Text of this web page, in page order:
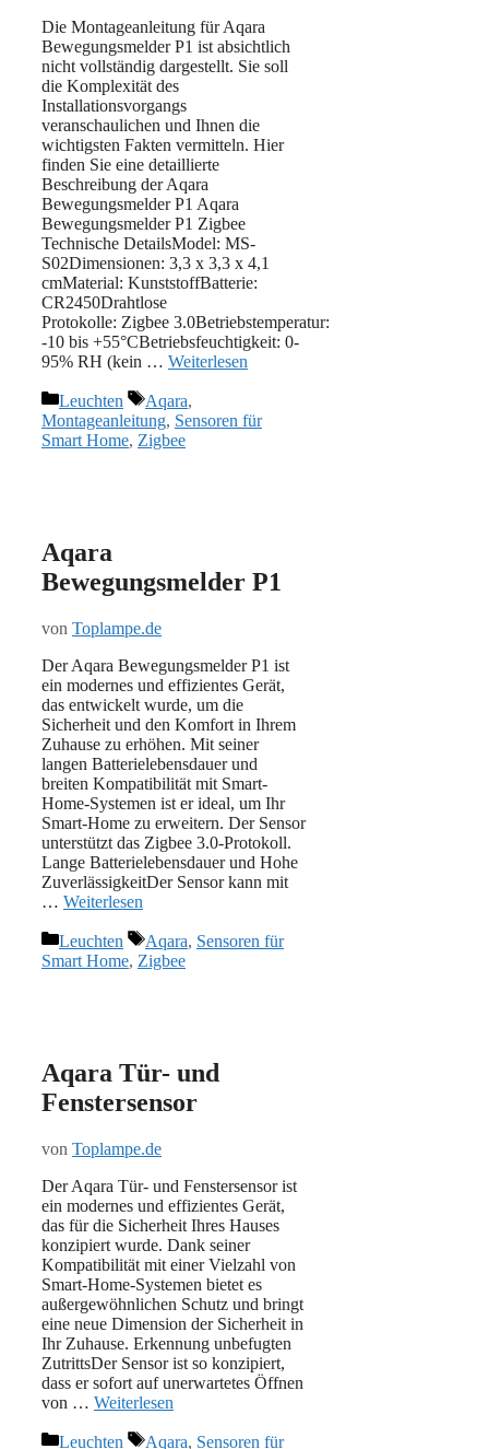
Die Montageanleitung für Aqara
Bewegungsmelder P1 ist absichtlich
nicht vollständig dargestellt. Sie soll
die Komplexität des
Installationsvorgangs
veranschaulichen und Ihnen die
wichtigsten Fakten vermitteln. Hier
finden Sie eine detaillierte
Beschreibung der Aqara
Bewegungsmelder P1 Aqara
Bewegungsmelder P1 Zigbee
Technische DetailsModel: MS-
S02Dimensionen: 3,3 x 3,3 x 4,1
cmMaterial: KunststoffBatterie:
‎CR2450Drahtlose
Protokolle: Zigbee 3.0Betriebstemperatur:
-10 bis +55°CBetriebsfeuchtigkeit: 0-
95% RH (kein … Weiterlesen
Kategorien
Leuchten Schlagwörter
Aqara,
Montageanleitung, Sensoren für
Smart Home, Zigbee
Aqara
Bewegungsmelder P1
von Toplampe.de
Der Aqara Bewegungsmelder P1 ist
ein modernes und effizientes Gerät,
das entwickelt wurde, um die
Sicherheit und den Komfort in Ihrem
Zuhause zu erhöhen. Mit seiner
langen Batterielebensdauer und
breiten Kompatibilität mit Smart-
Home-Systemen ist er ideal, um Ihr
Smart-Home zu erweitern. Der Sensor
unterstützt das Zigbee 3.0-Protokoll.
Lange Batterielebensdauer und Hohe
ZuverlässigkeitDer Sensor kann mit
… Weiterlesen
Kategorien
Leuchten Schlagwörter
Aqara, Sensoren für
Smart Home, Zigbee
Aqara Tür- und
Fenstersensor
von Toplampe.de
Der Aqara Tür- und Fenstersensor ist
ein modernes und effizientes Gerät,
das für die Sicherheit Ihres Hauses
konzipiert wurde. Dank seiner
Kompatibilität mit einer Vielzahl von
Smart-Home-Systemen bietet es
außergewöhnlichen Schutz und bringt
eine neue Dimension der Sicherheit in
Ihr Zuhause. Erkennung unbefugten
ZutrittsDer Sensor ist so konzipiert,
dass er sofort auf unerwartetes Öffnen
von … Weiterlesen
Kategorien
Leuchten Schlagwörter
Aqara, Sensoren für